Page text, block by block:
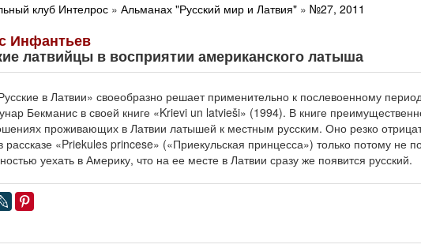
клуб Интелрос » Альманах "Русский мир и Латвия" » №27, 2011
Инфантьев
латвийцы в восприятии американского латыша
в Латвии» своеобразно решает применительно к послевоенному
Бекманис в своей книге «Krievi un latvieši» (1994). В книге
проживающих в Латвии латышей к местным русским. Оно резко
рассказе «Priekules princese» («Приекульская принцесса») только потому не
уехать в Америку, что на ее месте в Латвии сразу же появится русский.